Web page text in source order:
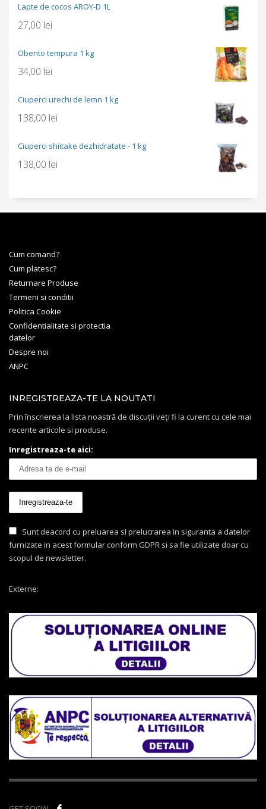
Lapte de cocos AROY-D 1L
27,00 lei
Obento tempura 1 kg
34,00 lei
Ciuperci urechi de lemn 1 kg
138,00 lei
Ciuperci shiitake dezhidratate - 1 kg
138,00 lei
Cum comand?
Cum platesc?
Returnare Produse
Termeni si conditii
Politica Cookie
Confidentialitate si protectia
datelor
Despre noi
ANPC
INREGISTREAZA-TE LA NOUTATI
Prin înscrierea la lista noastră de discuții veți fi la curent cu cele mai
recente articole si produse.
Inregistreaza-te aici:
Sunt deacord cu preluarea si prelucrarea in siguranta a datelor
furnizate in acest formular conform GDPR si sa fie utilizate doar cu
scopul de newsletter.
Externe: